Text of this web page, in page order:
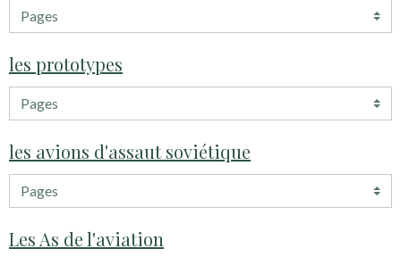
les prototypes
les avions d'assaut soviétique
Les As de l'aviation